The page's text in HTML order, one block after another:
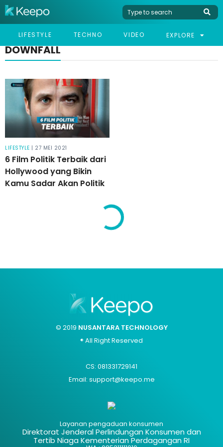
LIFESTYLE TECHNO VIDEO EXPLORE
DOWNFALL
LIFESTYLE | 27 MEI 2021
6 Film Politik Terbaik dari
Hollywood yang Bikin
Kamu Sadar Akan Politik
© 2019 NUSANTARA TECHNOLOGY
® All Right Reserved
CS: 081331729141
Email: support@keepo.me
Layanan pengaduan konsumen
Direktorat Jenderal Perlindungan Konsumen dan
Tertib Niaga Kementerian Perdagangan RI